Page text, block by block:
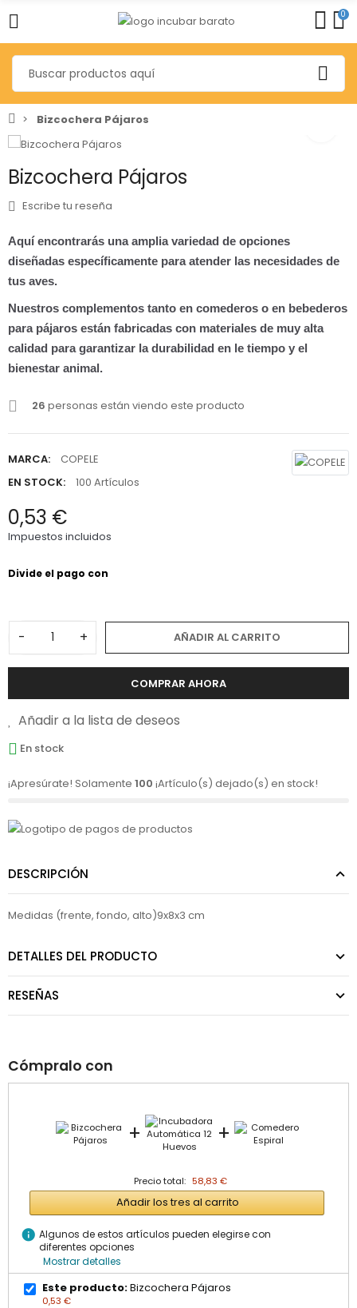
0
Bizcochera Pájaros
Bizcochera Pájaros
Escribe tu reseña
Aquí encontrarás una amplia variedad de opciones
diseñadas específicamente para atender las necesidades de
tus aves.
Nuestros complementos tanto en comederos o en bebederos
para pájaros están fabricadas con materiales de muy alta
calidad para garantizar la durabilidad en le tiempo y el
bienestar animal.
26 personas están viendo este producto
MARCA:
COPELE
EN STOCK:
100 Artículos
0,53 €
Impuestos incluidos
- + AÑADIR AL CARRITO
COMPRAR AHORA
Añadir a la lista de deseos
En stock
¡Apresúrate! Solamente 100 ¡Artículo(s) dejado(s) en stock!
DESCRIPCIÓN
Medidas (frente, fondo, alto)9x8x3 cm
DETALLES DEL PRODUCTO
RESEÑAS
Cómpralo con
+ +
Precio total: 58,83 €
Añadir los tres al carrito
info Algunos de estos artículos pueden elegirse con
diferentes opciones
Mostrar detalles
Este producto:Bizcochera Pájaros
0,53 €